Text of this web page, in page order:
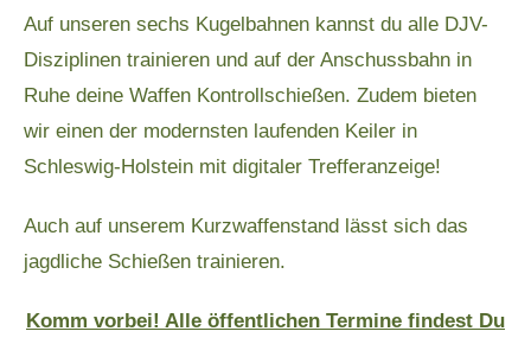
Auf unseren sechs Kugelbahnen kannst du alle DJV-
Disziplinen trainieren und auf der Anschussbahn in
Ruhe deine Waffen Kontrollschießen. Zudem bieten
wir einen der modernsten laufenden Keiler in
Schleswig-Holstein mit digitaler Trefferanzeige!
Auch auf unserem Kurzwaffenstand lässt sich das
jagdliche Schießen trainieren.
Komm vorbei! Alle öffentlichen Termine findest Du